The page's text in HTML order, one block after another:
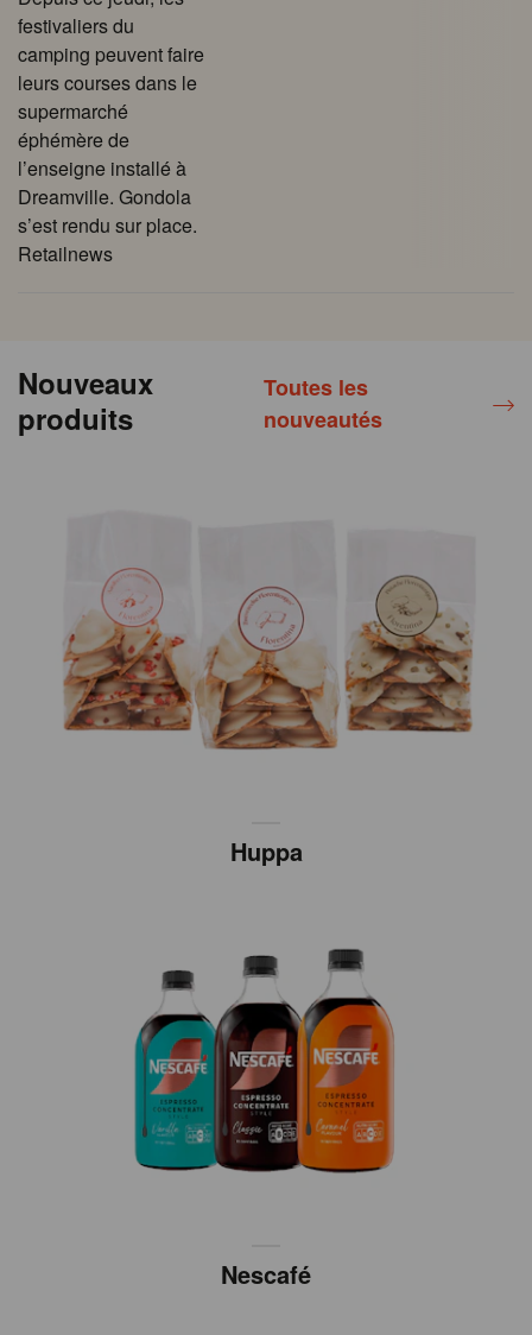
festivaliers du
camping peuvent faire
leurs courses dans le
supermarché
éphémère de
l’enseigne installé à
Dreamville. Gondola
s’est rendu sur place.
Retailnews
Nouveaux
produits
Toutes les
nouveautés
Huppa
Nescafé